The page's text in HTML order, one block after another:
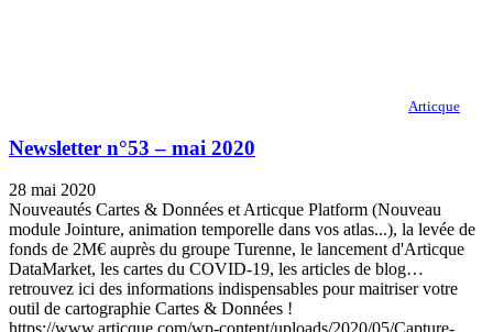
Articque
Newsletter n°53 – mai 2020
28 mai 2020
Nouveautés Cartes & Données et Articque Platform (Nouveau
module Jointure, animation temporelle dans vos atlas...), la levée de
fonds de 2M€ auprès du groupe Turenne, le lancement d'Articque
DataMarket, les cartes du COVID-19, les articles de blog…
retrouvez ici des informations indispensables pour maitriser votre
outil de cartographie Cartes & Données !